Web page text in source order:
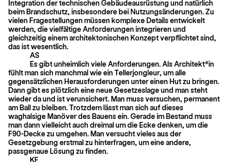
Integration der technischen Gebäudeausrüstung und natürlich
beim Brandschutz, insbesondere bei Nutzungsänderungen. Zu
vielen Fragestellungen müssen komplexe Details entwickelt
werden, die vielfältige Anforderungen inte­grieren und
gleichzeitig einem architektonischen Konzept verpflichtet sind,
das ist wesentlich.
AS
Es gibt unheimlich viele Anforderungen. Als Architekt*in
fühlt man sich manchmal wie ein Tellerjongleur, um alle
gegensätzlichen Herausforderungen unter einen Hut zu bringen.
Dann gibt es plötzlich eine neue Gesetzeslage und man steht
wieder da und ist verunsichert. Man muss versuchen, permanent
am Ball zu bleiben. Trotzdem lässt man sich auf dieses
waghalsige Manöver des Bauens ein. Gerade im Bestand muss
man dann vielleicht auch dreimal um die Ecke denken, um die
F90-Decke zu umgehen. Man versucht vieles aus der
Gesetzgebung erstmal zu hinterfragen, um eine andere,
passgenaue Lösung zu finden.
KF